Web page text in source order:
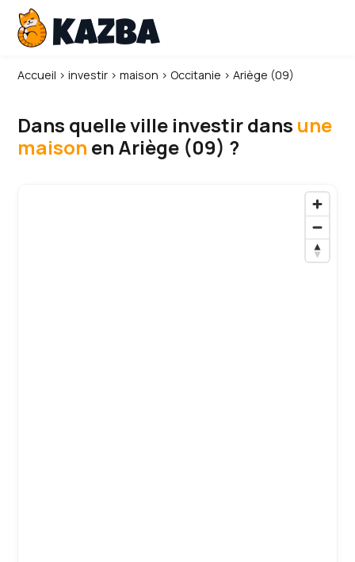
Accueil ›investir ›maison ›Occitanie ›Ariège (09)
Dans quelle ville investir dans une
maison en Ariège (09) ?